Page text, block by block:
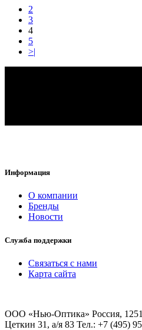
2
3
4
5
>|
Информация
O компании
Бренды
Новости
Служба поддержки
Связаться с нами
Карта сайта
ООО «Нью-Оптика» Россия,
Цеткин 31, а/я 83 Тел.: +7 (495)